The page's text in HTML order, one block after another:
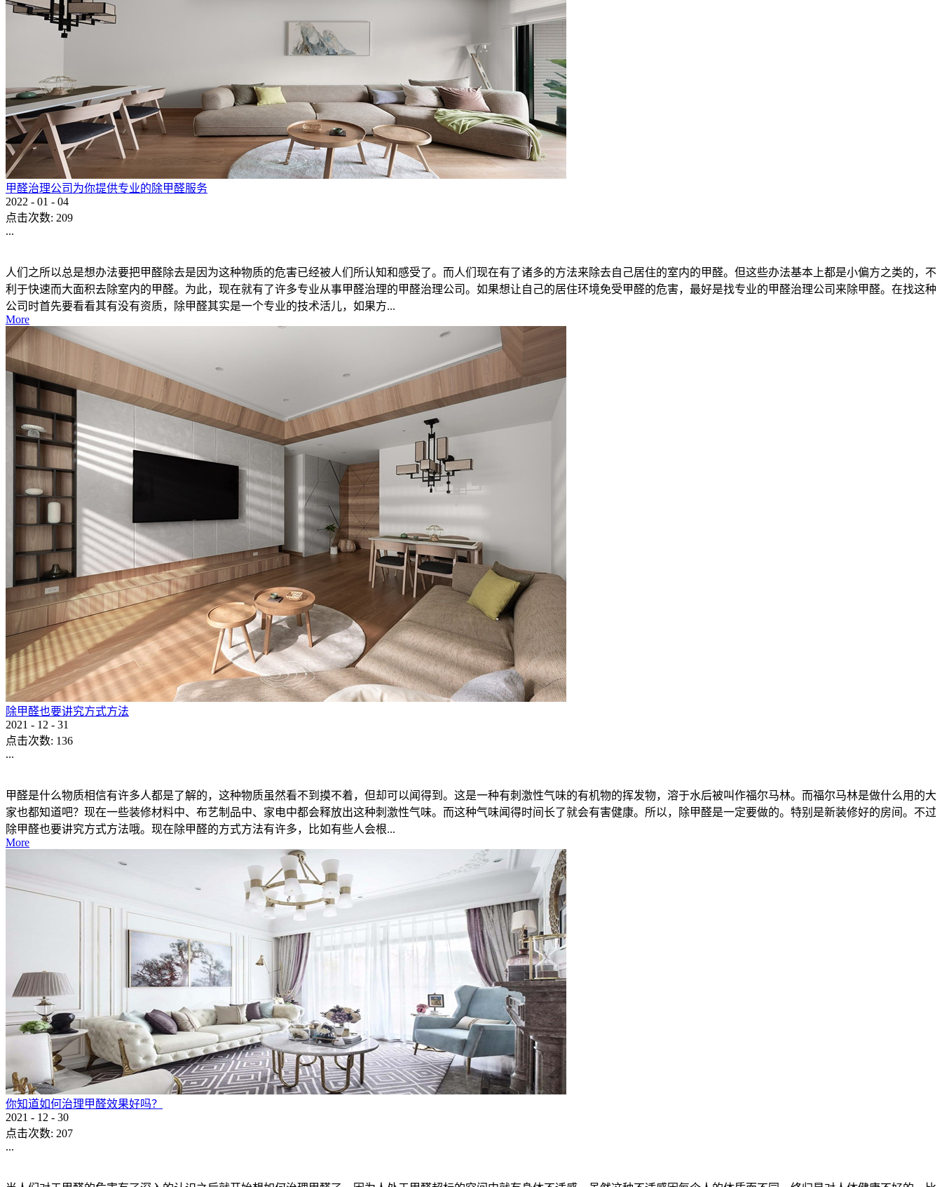
甲醛治理公司为你提供专业的除甲醛服务
2022 - 01 - 04
点击次数: 209
...
人们之所以总是想办法要把甲醛除去是因为这种物质的危害已经被人们所认知和感受了。而人们现在有了诸多的方法来除去自己居住的室内的甲醛。但这些办法基本上都是小偏方之类的，不
利于快速而大面积去除室内的甲醛。为此，现在就有了许多专业从事甲醛治理的甲醛治理公司。如果想让自己的居住环境免受甲醛的危害，最好是找专业的甲醛治理公司来除甲醛。在找这种
公司时首先要看看其有没有资质，除甲醛其实是一个专业的技术活儿，如果方...
More
除甲醛也要讲究方式方法
2021 - 12 - 31
点击次数: 136
...
甲醛是什么物质相信有许多人都是了解的，这种物质虽然看不到摸不着，但却可以闻得到。这是一种有刺激性气味的有机物的挥发物，溶于水后被叫作福尔马林。而福尔马林是做什么用的大
家也都知道吧？现在一些装修材料中、布艺制品中、家电中都会释放出这种刺激性气味。而这种气味闻得时间长了就会有害健康。所以，除甲醛是一定要做的。特别是新装修好的房间。不过
除甲醛也要讲究方式方法哦。现在除甲醛的方式方法有许多，比如有些人会根...
More
你知道如何治理甲醛效果好吗？
2021 - 12 - 30
点击次数: 207
...